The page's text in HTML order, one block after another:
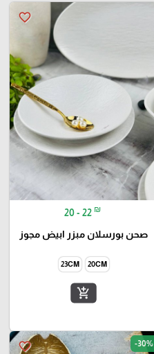
favorite_border
20 - 22 ₪
صحن بورسلان مبزر ابيض مجوز
20CM
23CM
add_shopping_cart
favorite_border -30%